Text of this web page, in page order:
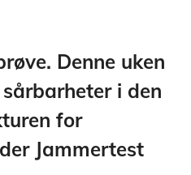
Denne uken
i den
for
Jammertest